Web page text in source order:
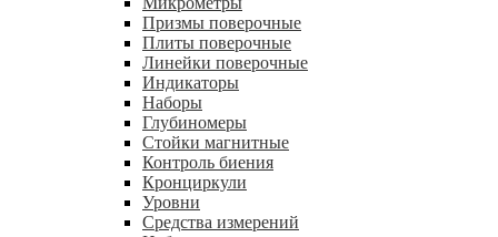
Призмы поверочные
Плиты поверочные
Линейки поверочные
Индикаторы
Наборы
Глубиномеры
Стойки магнитные
Контроль биения
Кронциркули
Уровни
Средства измерений